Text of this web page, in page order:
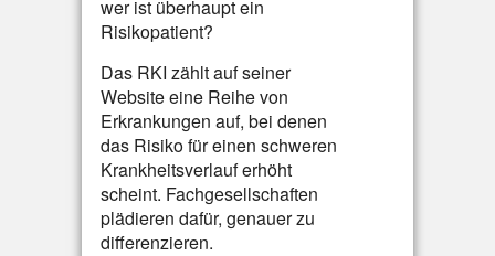
wer ist überhaupt ein
Risikopatient?
Das RKI zählt auf seiner
Website eine Reihe von
Erkrankungen auf, bei denen
das Risiko für einen schweren
Krankheitsverlauf erhöht
scheint. Fachgesellschaften
plädieren dafür, genauer zu
differenzieren.